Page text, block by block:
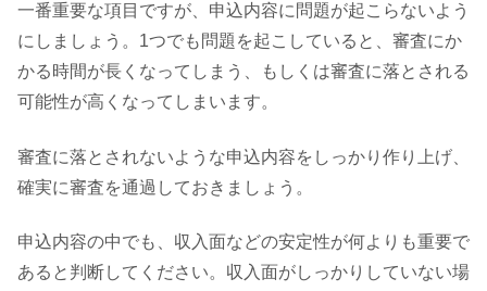
一番重要な項目ですが、申込内容に問題が起こらないよう
にしましょう。1つでも問題を起こしていると、審査にか
かる時間が長くなってしまう、もしくは審査に落とされる
可能性が高くなってしまいます。
審査に落とされないような申込内容をしっかり作り上げ、
確実に審査を通過しておきましょう。
申込内容の中でも、収入面などの安定性が何よりも重要で
あると判断してください。収入面がしっかりしていない場